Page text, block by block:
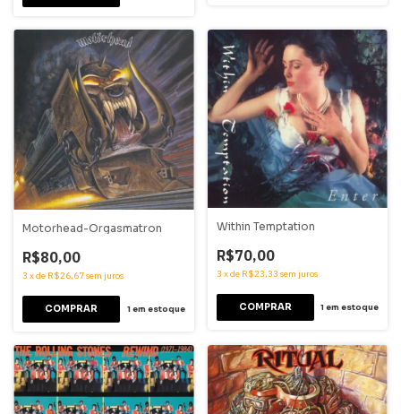
Motorhead-Orgasmatron
R$80,00
3 xde R$26,67sem juros
1em estoque
Within Temptation
R$70,00
3 xde R$23,33 sem juros
1em estoque